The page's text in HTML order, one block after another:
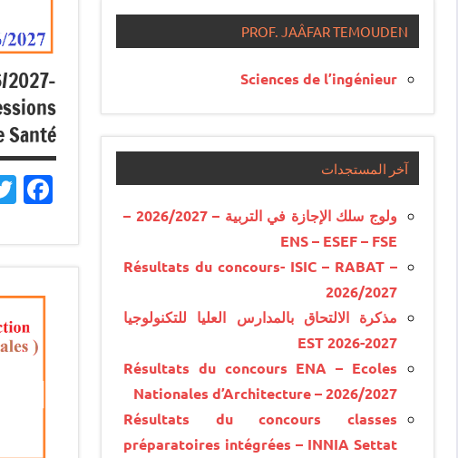
2027-
Santé
PROF. JAÂFAR TEMOUDEN
Sciences de l’ingénieur
آخر المستجدات
ولوج سلك الإجازة في التربية – 2026/2027 –
ENS – ESEF – FSE
Résultats du concours- ISIC – RABAT –
2026/2027
مذكرة الالتحاق بالمدارس العليا للتكنولوجيا
EST 2026-2027
Résultats du concours ENA – Ecoles
Nationales d’Architecture – 2026/2027
Résultats du concours classes
préparatoires intégrées – INNIA Settat